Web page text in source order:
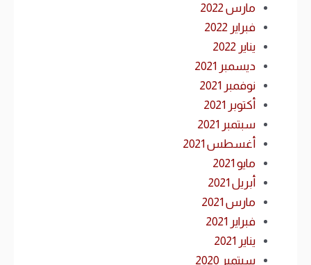
مارس 2022
فبراير 2022
يناير 2022
ديسمبر 2021
نوفمبر 2021
أكتوبر 2021
سبتمبر 2021
أغسطس 2021
مايو 2021
أبريل 2021
مارس 2021
فبراير 2021
يناير 2021
سبتمبر 2020